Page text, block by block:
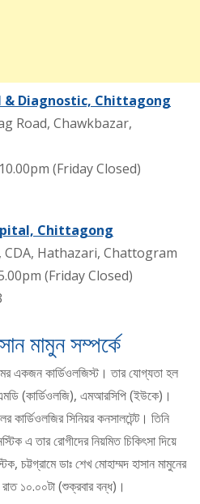
& Diagnostic, Chittagong
Road, Chawkbazar,
(Friday Closed)
Chittagong
CDA, Hathazari, Chattogram
(Friday Closed)
মামুন সম্পর্কে
একজন কার্ডিওলজিস্ট। তার যোগ্যতা হল
(কার্ডিওলজি), এমআরসিপি (ইউকে)।
কার্ডিওলজির সিনিয়র কনসালটেন্ট। তিনি
এ তার রোগীদের নিয়মিত চিকিৎসা দিয়ে
চট্টগ্রামে ডাঃ শেখ মোহাম্মদ হাসান মামুনের
১০.০০টা (শুক্রবার বন্ধ)।